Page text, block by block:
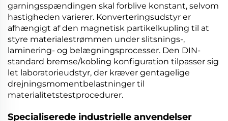
garningsspændingen skal forblive konstant, selvom
hastigheden varierer. Konverteringsudstyr er
afhængigt af den magnetisk partikelkupling til at
styre materialestrømmen under slitsnings-,
laminering- og belægningsprocesser. Den DIN-
standard bremse/kobling konfiguration tilpasser sig
let laboratorieudstyr, der kræver gentagelige
drejningsmomentbelastninger til
materialitetstestprocedurer.
Specialiserede industrielle anvendelser